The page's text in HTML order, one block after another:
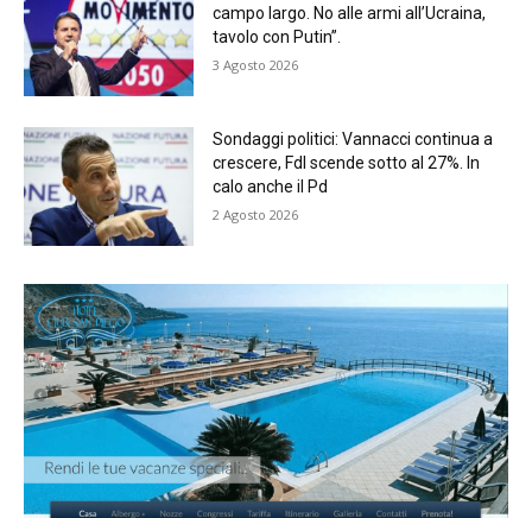
campo largo. No alle armi all’Ucraina,
tavolo con Putin”.
3 Agosto 2026
Sondaggi politici: Vannacci continua a
crescere, FdI scende sotto al 27%. In
calo anche il Pd
2 Agosto 2026